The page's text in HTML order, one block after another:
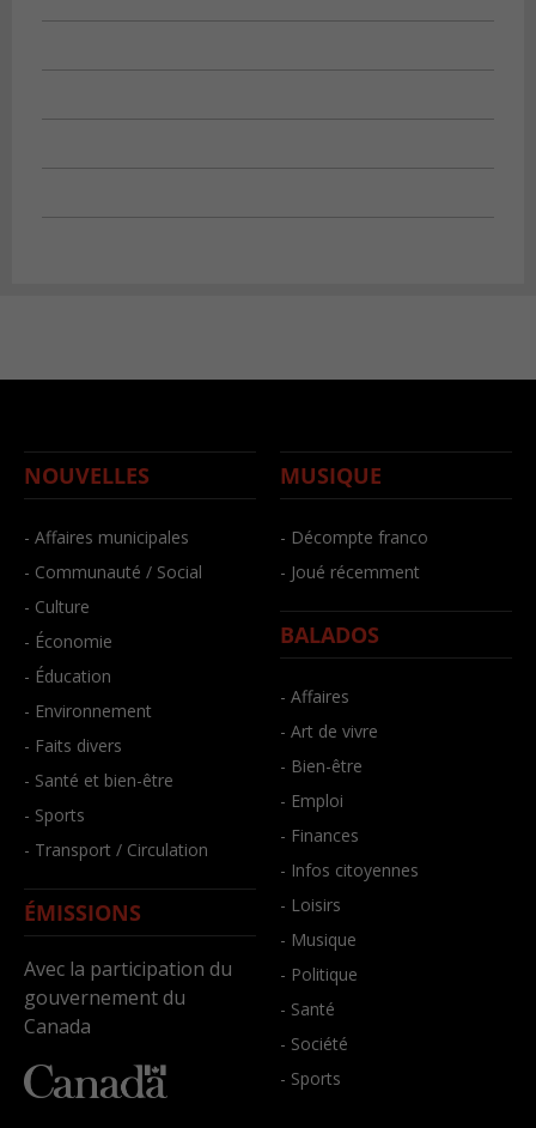
NOUVELLES
- Affaires municipales
- Communauté / Social
- Culture
- Économie
- Éducation
- Environnement
- Faits divers
- Santé et bien-être
- Sports
- Transport / Circulation
ÉMISSIONS
Avec la participation du
gouvernement du
Canada
MUSIQUE
- Décompte franco
- Joué récemment
BALADOS
- Affaires
- Art de vivre
- Bien-être
- Emploi
- Finances
- Infos citoyennes
- Loisirs
- Musique
- Politique
- Santé
- Société
- Sports